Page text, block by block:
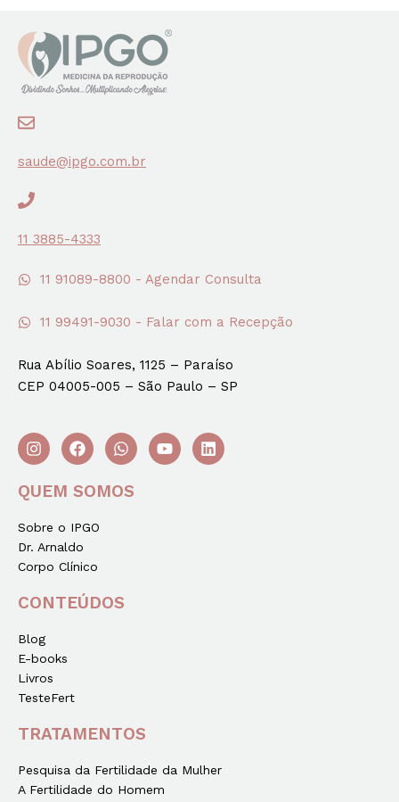
saude@ipgo.com.br
11 3885-4333
11 91089-8800 - Agendar Consulta
11 99491-9030 - Falar com a Recepção
Rua Abílio Soares, 1125 – Paraíso
CEP 04005-005 – São Paulo – SP
QUEM SOMOS
Sobre o IPGO
Dr. Arnaldo
Corpo Clínico
CONTEÚDOS
Blog
E-books
Livros
TesteFert
TRATAMENTOS
Pesquisa da Fertilidade da Mulher
A Fertilidade do Homem